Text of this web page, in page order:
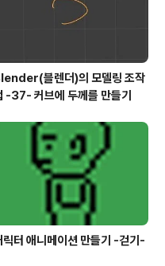
블렌더)의 모델링 조작
-37- 커브에 두께를 만들기
릭터 애니메이션 만들기 -걷기-